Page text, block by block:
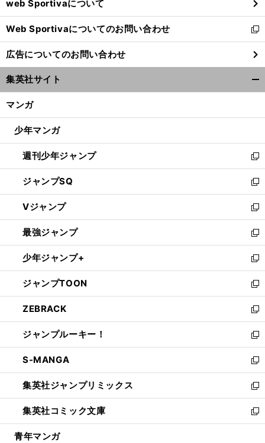
で
開
く
web Sportivaについて
Web Sportivaについてのお問い合わせ
新
し
い
ウ
ィ
ン
ウ
開
く
広告についてのお問い合わせ
集英社サイト
マンガ
少年マンガ
週刊少年ジャンプ
新
し
い
ウ
ィ
ン
ド
ウ
で
開
く
ジャンプSQ
新
し
い
ウ
ィ
ン
ド
ウ
で
開
く
Vジャンプ
新
し
い
ウ
ィ
ン
ド
ウ
で
開
く
最強ジャンプ
新
し
い
ウ
ィ
ン
ド
ウ
で
開
く
少年ジャンプ+
新
し
い
ウ
ィ
ン
ド
ウ
で
開
く
ジャンプTOON
新
し
い
ウ
ィ
ン
ド
ウ
で
開
く
ZEBRACK
新
し
い
ウ
ィ
ン
ド
ウ
で
開
ジャンプルーキー！
新
し
い
ウ
ィ
ン
ド
ウ
S-MANGA
新
し
い
ウ
ィ
ン
集英社ジャンプリミックス
新
し
い
ウ
集英社コミック文庫
新
し
青年マンガ